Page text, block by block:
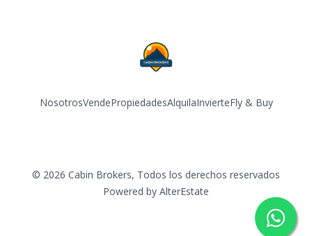
NosotrosVendePropiedadesAlquilaInvierteFly & Buy
© 2026 Cabin Brokers, Todos los derechos reservados
Powered by AlterEstate